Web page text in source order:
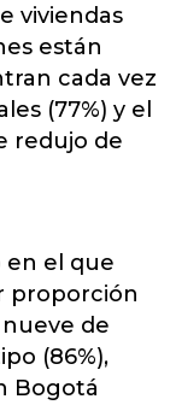
viviendas
están
cada vez
(77%) y el
redujo de
el que
proporción
nueve de
(86%),
Bogotá